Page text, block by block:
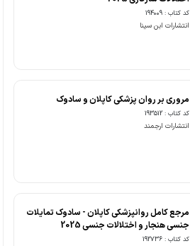
کد کتاب : 194009
انتشارات ابن سینا
مروری بر روان پزشکی کاپلان و سادوک
کد کتاب : 193512
انتشارات ارجمند
مرجع کامل روانپزشکی کاپلان - سادوک تمایلات
جنسی هنجار و اختلالات جنسی 2025
کد کتاب : 192736